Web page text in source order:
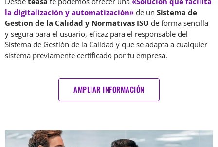
la digitalización y automatización» de un Sistema de
Gestión de la Calidad y Normativas ISO de forma sencilla
y segura para el usuario, eficaz para el responsable del
Sistema de Gestión de la Calidad y que se adapta a cualquier
sistema previamente certificado por tu empresa.
AMPLIAR INFORMACIÓN